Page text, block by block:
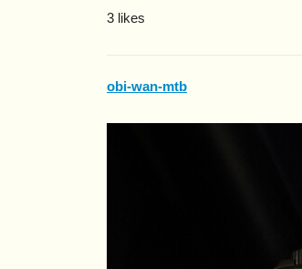
3 likes
obi-wan-mtb